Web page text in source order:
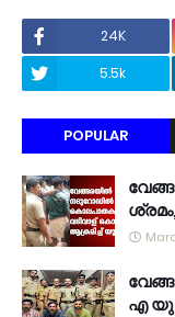
24K
5.5k
POPULAR
എ